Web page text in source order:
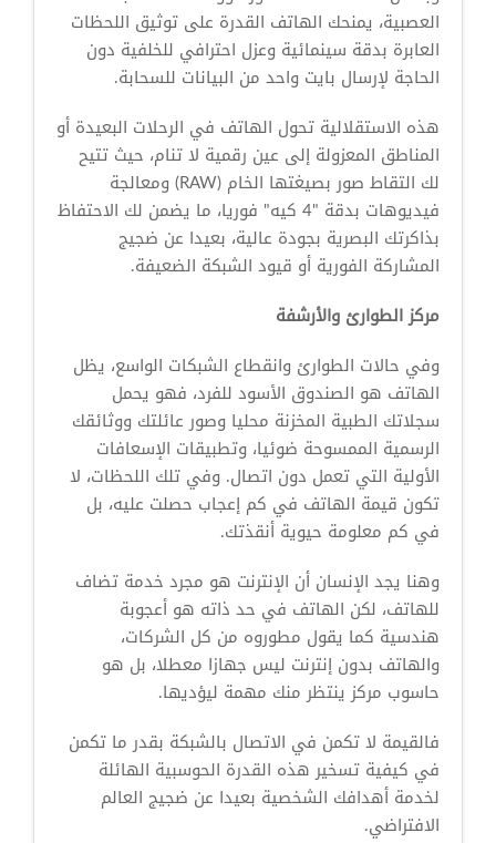
العصبية، يمنحك الهاتف القدرة على توثيق اللحظات
العابرة بدقة سينمائية وعزل احترافي للخلفية دون
الحاجة لإرسال بايت واحد من البيانات للسحابة.
هذه الاستقلالية تحول الهاتف في الرحلات البعيدة أو
المناطق المعزولة إلى عين رقمية لا تنام، حيث تتيح
لك التقاط صور بصيغتها الخام (RAW) ومعالجة
فيديوهات بدقة "4 كيه" فوريا، ما يضمن لك الاحتفاظ
بذاكرتك البصرية بجودة عالية، بعيدا عن ضجيج
المشاركة الفورية أو قيود الشبكة الضعيفة.
مركز الطوارئ والأرشفة
وفي حالات الطوارئ وانقطاع الشبكات الواسع، يظل
الهاتف هو الصندوق الأسود للفرد، فهو يحمل
سجلاتك الطبية المخزنة محليا وصور عائلتك ووثائقك
الرسمية الممسوحة ضوئيا، وتطبيقات الإسعافات
الأولية التي تعمل دون اتصال. وفي تلك اللحظات، لا
تكون قيمة الهاتف في كم إعجاب حصلت عليه، بل
في كم معلومة حيوية أنقذتك.
وهنا يجد الإنسان أن الإنترنت هو مجرد خدمة تضاف
للهاتف، لكن الهاتف في حد ذاته هو أعجوبة
هندسية كما يقول مطوروه من كل الشركات،
والهاتف بدون إنترنت ليس جهازا معطلا، بل هو
حاسوب مركز ينتظر منك مهمة ليؤديها.
فالقيمة لا تكمن في الاتصال بالشبكة بقدر ما تكمن
في كيفية تسخير هذه القدرة الحوسبية الهائلة
لخدمة أهدافك الشخصية بعيدا عن ضجيج العالم
الافتراضي.